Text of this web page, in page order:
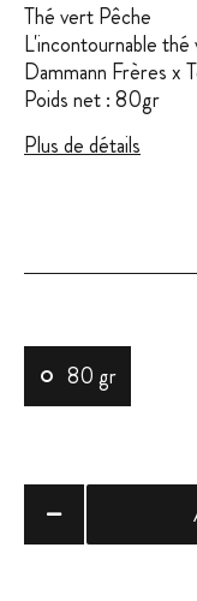
Thé vert Pêche
L'incontournable thé
Dammann Frères x
Poids net : 80gr
Plus de détails
80 gr